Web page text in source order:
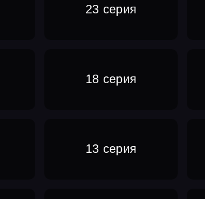
23 серия
18 серия
13 серия